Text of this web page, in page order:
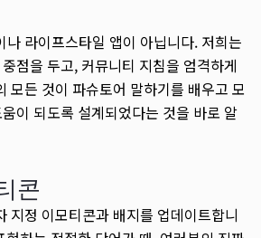
라이프스타일 앱이 아닙니다. 저희는
점을 두고, 커뮤니티 지침을 엄격하게
든 것이 파슈토어 말하기를 배우고 모
이 되도록 설계되었다는 것을 바로 알
콘
정 이모티콘과 배지를 업데이트합니